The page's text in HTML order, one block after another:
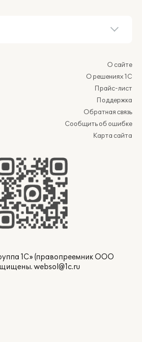
О сайте
О решениях 1С
Прайс-лист
Поддержка
Обратная связь
Сообщить об ошибке
Карта сайта
1С» (правопреемник ООО
websol@1c.ru